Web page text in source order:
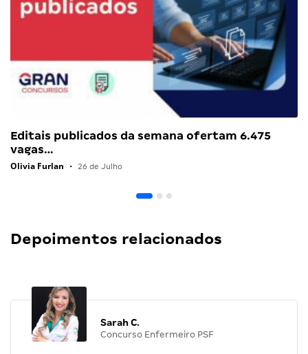
Editais publicados da semana ofertam 6.475
vagas…
Olivia Furlan • 26 de Julho
Depoimentos relacionados
Sarah C.
Concurso Enfermeiro PSF